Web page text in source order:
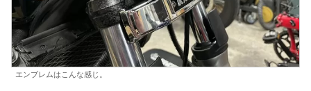
エンブレムはこんな感じ。